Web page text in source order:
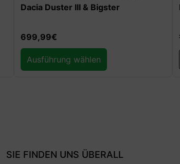
Edition artist
SIE FINDEN UNS ÜBERALL